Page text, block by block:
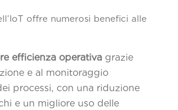
offre numerosi benefici alle
efficienza operativagrazie
e al monitoraggio
processi, con una riduzione
e un migliore uso delle